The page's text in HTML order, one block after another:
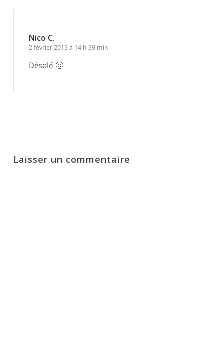
Nico C.
2 février 2015 à 14 h 39 min
Désolé 🙂
Laisser un commentaire